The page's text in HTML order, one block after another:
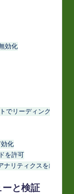
効化
でリーディングモード
化
を許可
リティクスを統合
と検証